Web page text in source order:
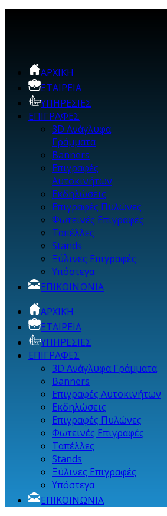
ΑΡΧΙΚΗ
ΕΤΑΙΡΕΙΑ
ΥΠΗΡΕΣΙΕΣ
ΕΠΙΓΡΑΦΕΣ
3D Ανάγλυφα
Γράμματα
Banners
Επιγραφές
Αυτοκινήτων
Εκδηλώσεις
Επιγραφές Πυλώνες
Φωτεινές Επιγραφές
Ταπέλλες
Stands
Ξύλινες Επιγραφές
Υπόστεγα
ΕΠΙΚΟΙΝΩΝΙΑ
ΑΡΧΙΚΗ
ΕΤΑΙΡΕΙΑ
ΥΠΗΡΕΣΙΕΣ
ΕΠΙΓΡΑΦΕΣ
3D Ανάγλυφα Γράμματα
Banners
Επιγραφές Αυτοκινήτων
Εκδηλώσεις
Επιγραφές Πυλώνες
Φωτεινές Επιγραφές
Ταπέλλες
Stands
Ξύλινες Επιγραφές
Υπόστεγα
ΕΠΙΚΟΙΝΩΝΙΑ